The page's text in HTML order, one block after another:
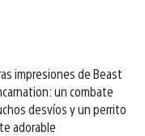
impresiones de Beast
un combate
desvíos y un perrito
adorable